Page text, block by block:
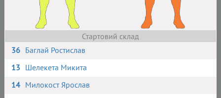
Стартовий склад
36 Баглай Ростислав
13 Шелекета Микита
14 Милокост Ярослав